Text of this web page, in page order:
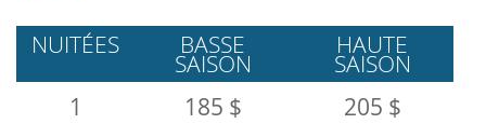
NUITÉES BASSE
SAISON
HAUTE
SAISON
1
185 $ 205 $